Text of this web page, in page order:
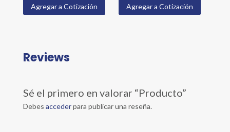
Agregar a Cotización Agregar a Cotización
Reviews
Sé el primero en valorar “Producto”
Debes accederpara publicar una reseña.